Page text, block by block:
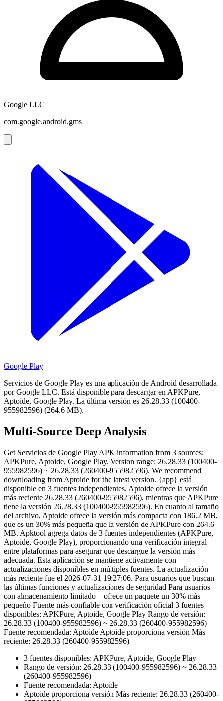
Google LLC
com.google.android.gms
Google Play
Servicios de Google Play es una aplicación de Android desarrollada
por Google LLC. Está disponible para descargar en APKPure,
Aptoide, Google Play. La última versión es 26.28.33 (100400-
955982596) (264.6 MB).
Multi-Source Deep Analysis
Get Servicios de Google Play APK information from 3 sources:
APKPure, Aptoide, Google Play. Version range: 26.28.33 (100400-
955982596) ~ 26.28.33 (260400-955982596). We recommend
downloading from Aptoide for the latest version. {app} está
disponible en 3 fuentes independientes. Aptoide ofrece la versión
más reciente 26.28.33 (260400-955982596), mientras que APKPure
tiene la versión 26.28.33 (100400-955982596). En cuanto al tamaño
del archivo, Aptoide ofrece la versión más compacta con 186.2 MB,
que es un 30% más pequeña que la versión de APKPure con 264.6
MB. Apktool agrega datos de 3 fuentes independientes (APKPure,
Aptoide, Google Play), proporcionando una verificación integral
entre plataformas para asegurar que descargue la versión más
adecuada. Esta aplicación se mantiene activamente con
actualizaciones disponibles en múltiples fuentes. La actualización
más reciente fue el 2026-07-31 19:27:06. Para usuarios que buscan
las últimas funciones y actualizaciones de seguridad Para usuarios
con almacenamiento limitado—ofrece un paquete un 30% más
pequeño Fuente más confiable con verificación oficial 3 fuentes
disponibles: APKPure, Aptoide, Google Play Rango de versión:
26.28.33 (100400-955982596) ~ 26.28.33 (260400-955982596)
Fuente recomendada: Aptoide Aptoide proporciona versión Más
reciente: 26.28.33 (260400-955982596)
3 fuentes disponibles: APKPure, Aptoide, Google Play
Rango de versión: 26.28.33 (100400-955982596) ~ 26.28.33
(260400-955982596)
Fuente recomendada: Aptoide
Aptoide proporciona versión Más reciente: 26.28.33 (260400-